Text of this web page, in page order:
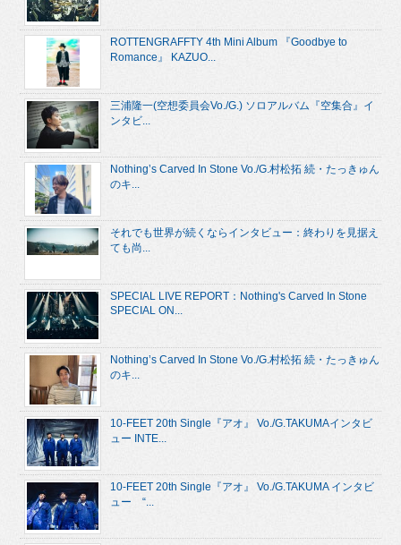
ROTTENGRAFFTY 4th Mini Album 『Goodbye to
Romance』 KAZUO...
三浦隆一(空想委員会Vo./G.) ソロアルバム『空集合』イ
ンタビ...
Nothing’s Carved In Stone Vo./G.村松拓 続・たっきゅん
のキ...
それでも世界が続くならインタビュー：終わりを見据え
ても尚...
SPECIAL LIVE REPORT：Nothing's Carved In Stone
SPECIAL ON...
Nothing’s Carved In Stone Vo./G.村松拓 続・たっきゅん
のキ...
10-FEET 20th Single『アオ』 Vo./G.TAKUMAインタビ
ュー INTE...
10-FEET 20th Single『アオ』 Vo./G.TAKUMA インタビ
ュー “...